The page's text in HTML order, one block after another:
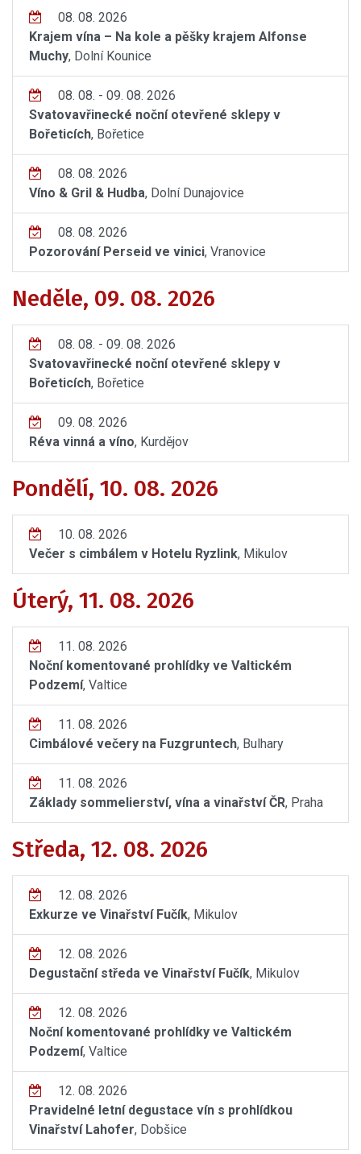
08. 08. 2026
Krajem vína – Na kole a pěšky krajem Alfonse
Muchy, Dolní Kounice
08. 08. - 09. 08. 2026
Svatovavřinecké noční otevřené sklepy v
Bořeticích, Bořetice
08. 08. 2026
Víno & Gril & Hudba, Dolní Dunajovice
08. 08. 2026
Pozorování Perseid ve vinici, Vranovice
Neděle, 09. 08. 2026
08. 08. - 09. 08. 2026
Svatovavřinecké noční otevřené sklepy v
Bořeticích, Bořetice
09. 08. 2026
Réva vinná a víno, Kurdějov
Pondělí, 10. 08. 2026
10. 08. 2026
Večer s cimbálem v Hotelu Ryzlink, Mikulov
Úterý, 11. 08. 2026
11. 08. 2026
Noční komentované prohlídky ve Valtickém
Podzemí, Valtice
11. 08. 2026
Cimbálové večery na Fuzgruntech, Bulhary
11. 08. 2026
Základy sommelierství, vína a vinařství ČR, Praha
Středa, 12. 08. 2026
12. 08. 2026
Exkurze ve Vinařství Fučík, Mikulov
12. 08. 2026
Degustační středa ve Vinařství Fučík, Mikulov
12. 08. 2026
Noční komentované prohlídky ve Valtickém
Podzemí, Valtice
12. 08. 2026
Pravidelné letní degustace vín s prohlídkou
Vinařství Lahofer, Dobšice